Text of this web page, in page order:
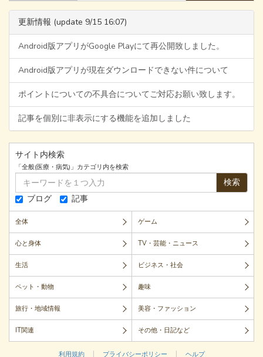
更新情報 (update 9/15 16:07)
Android版アプリがGoogle Playにて再公開致しました。
Android版アプリが現在ダウンロードできない件について
ポイントについての不具合についてご対応お願い致します。
記事を個別に非表示にする機能を追加しました
サイト内検索
「全般(医療・病気)」カテゴリ内を検索
検索
ブログ
記事
全体 ゲーム
心と身体 TV・芸能・ニュース
生活 ビジネス・社会
ペット・動物 趣味
旅行・地域情報 美容・ファッション
IT関連 その他・日記など
利用規約 | プライバシーポリシー | ヘルプ